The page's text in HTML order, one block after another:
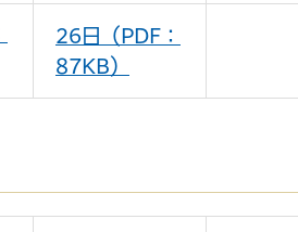
26日（PDF：
87KB）